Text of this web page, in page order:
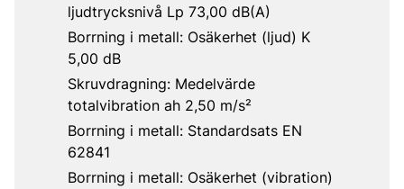
ljudtrycksnivå Lp 73,00 dB(A)
Borrning i metall: Osäkerhet (ljud) K
5,00 dB
Skruvdragning: Medelvärde
totalvibration ah 2,50 m/s²
Borrning i metall: Standardsats EN
62841
Borrning i metall: Osäkerhet (vibration)